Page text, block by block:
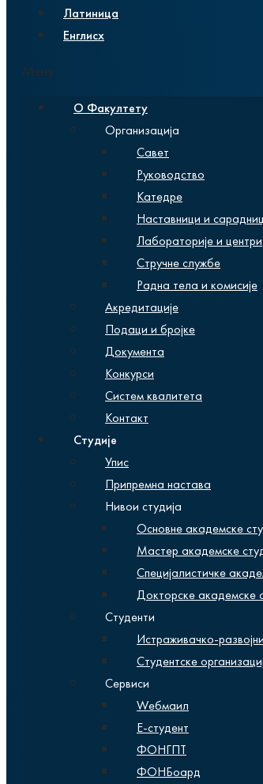
Латиница
Енглисх
Мену
О Факултету
Организација
Савет
Руководство
Катедре
Наставници и
Лабораторије и центри
Стручне службе
Радна тела и комисије
Акредитације
Подаци и бројке
Документа
Конкурси
Систем квалитета
Контакт
Студије
Упис
Припремна настава
Нивои студија
Основне академске
Мастер академске
Специјалистичке
Докторске академске
Студенти
Истраживачко-
Студентске
Сервиси
Wебмаил
Е-студент
ФОНГПТ
ФОНБоард